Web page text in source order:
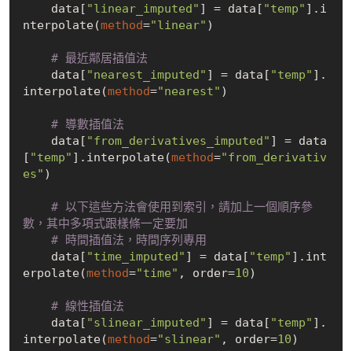
    data[
"linear_imputed" ] = data[ "temp" ].i
nterpolate(method="linear" )
    # 最近鄰居插值法
    data[
"nearest_imputed" ] = data[ "temp" ].
interpolate(method="nearest" )
    # 導數插值法
    data[
"from_derivatives_imputed" ] = data
[ "temp" ].interpolate(method="from_derivativ
es" )
數，其中多項式跟樣條一定要加
    # 時間插值法，時間序列專用
    data[
"time_imputed" ] = data[ "temp" ].int
erpolate(method="time" , order=10)
    # 線性插值法
    data[
"slinear_imputed" ] = data[ "temp" ].
interpolate(method="slinear" , order=10)